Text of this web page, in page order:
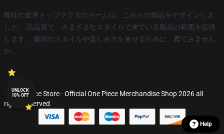
弊社の世界トップクラスのチームは、これらの製品をデザインしま
した。 高品質で、さまざまなスタイルで来ている製品の範囲を提供
します。 普段のスタイルや楽しみ方を見せるために、着てみません
か。
© One Piece Store - Official One Piece Merchandise Shop 2026 all
rights reserved
Help
UNLOCK
10% OFF